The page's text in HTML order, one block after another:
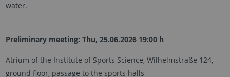
water.
Preliminary meeting: Thu, 25.06.2026 19:00 h
Atrium of the Institute of Sports Science, Wilhelmstraße 124,
ground floor, passage to the sports halls